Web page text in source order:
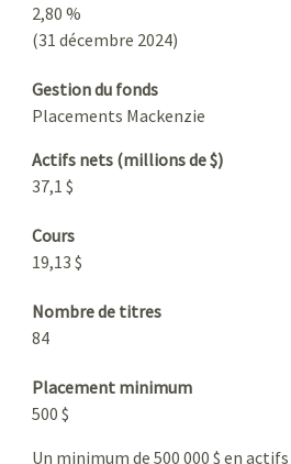
2,80 %
(31 décembre 2024)
Gestion du fonds
Placements Mackenzie
Actifs nets (millions de $)
37,1 $
Cours
19,13 $
Nombre de titres
84
Placement minimum
500 $
Un minimum de 500 000 $ en